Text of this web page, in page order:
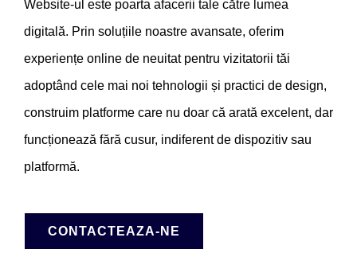
Website-ul este poarta afacerii tale către lumea
digitală. Prin soluțiile noastre avansate, oferim
experiențe online de neuitat pentru vizitatorii tăi
adoptând cele mai noi tehnologii și practici de design,
construim platforme care nu doar că arată excelent, dar
funcționează fără cusur, indiferent de dispozitiv sau
platformă.
CONTACTEAZA-NE